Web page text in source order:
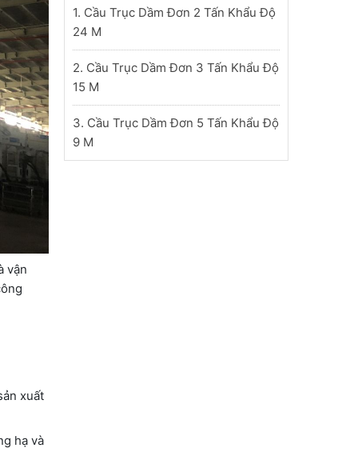
vận
xuất
hạ và
1. Cầu Trục Dầm Đơn 2 Tấn Khẩu Độ
24 M
2. Cầu Trục Dầm Đơn 3 Tấn Khẩu Độ
15 M
3. Cầu Trục Dầm Đơn 5 Tấn Khẩu Độ
9 M